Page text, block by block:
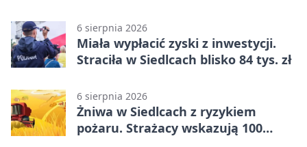
6 sierpnia 2026
Miała wypłacić zyski z inwestycji.
Straciła w Siedlcach blisko 84 tys. zł
6 sierpnia 2026
Żniwa w Siedlcach z ryzykiem
pożaru. Strażacy wskazują 100